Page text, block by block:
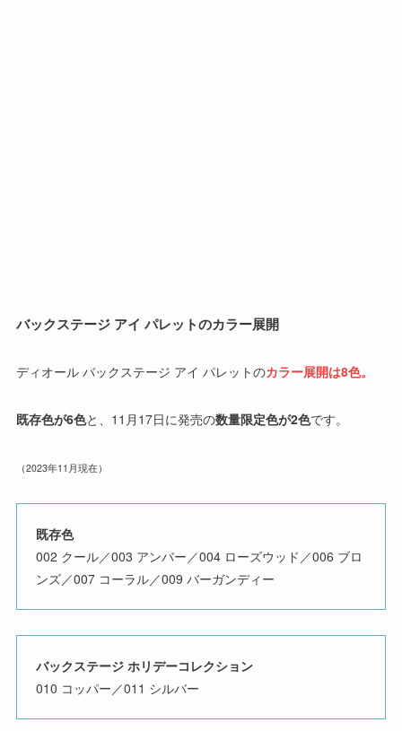
バックステージ アイ パレットのカラー展開
ディオール バックステージ アイ パレットのカラー展開は8色。
既存色が6色と、11月17日に発売の数量限定色が2色です。
（2023年11月現在）
既存色
002 クール／003 アンバー／004 ローズウッド／006 ブロ
ンズ／007 コーラル／009 バーガンディー
バックステージ ホリデーコレクション
010 コッパー／011 シルバー